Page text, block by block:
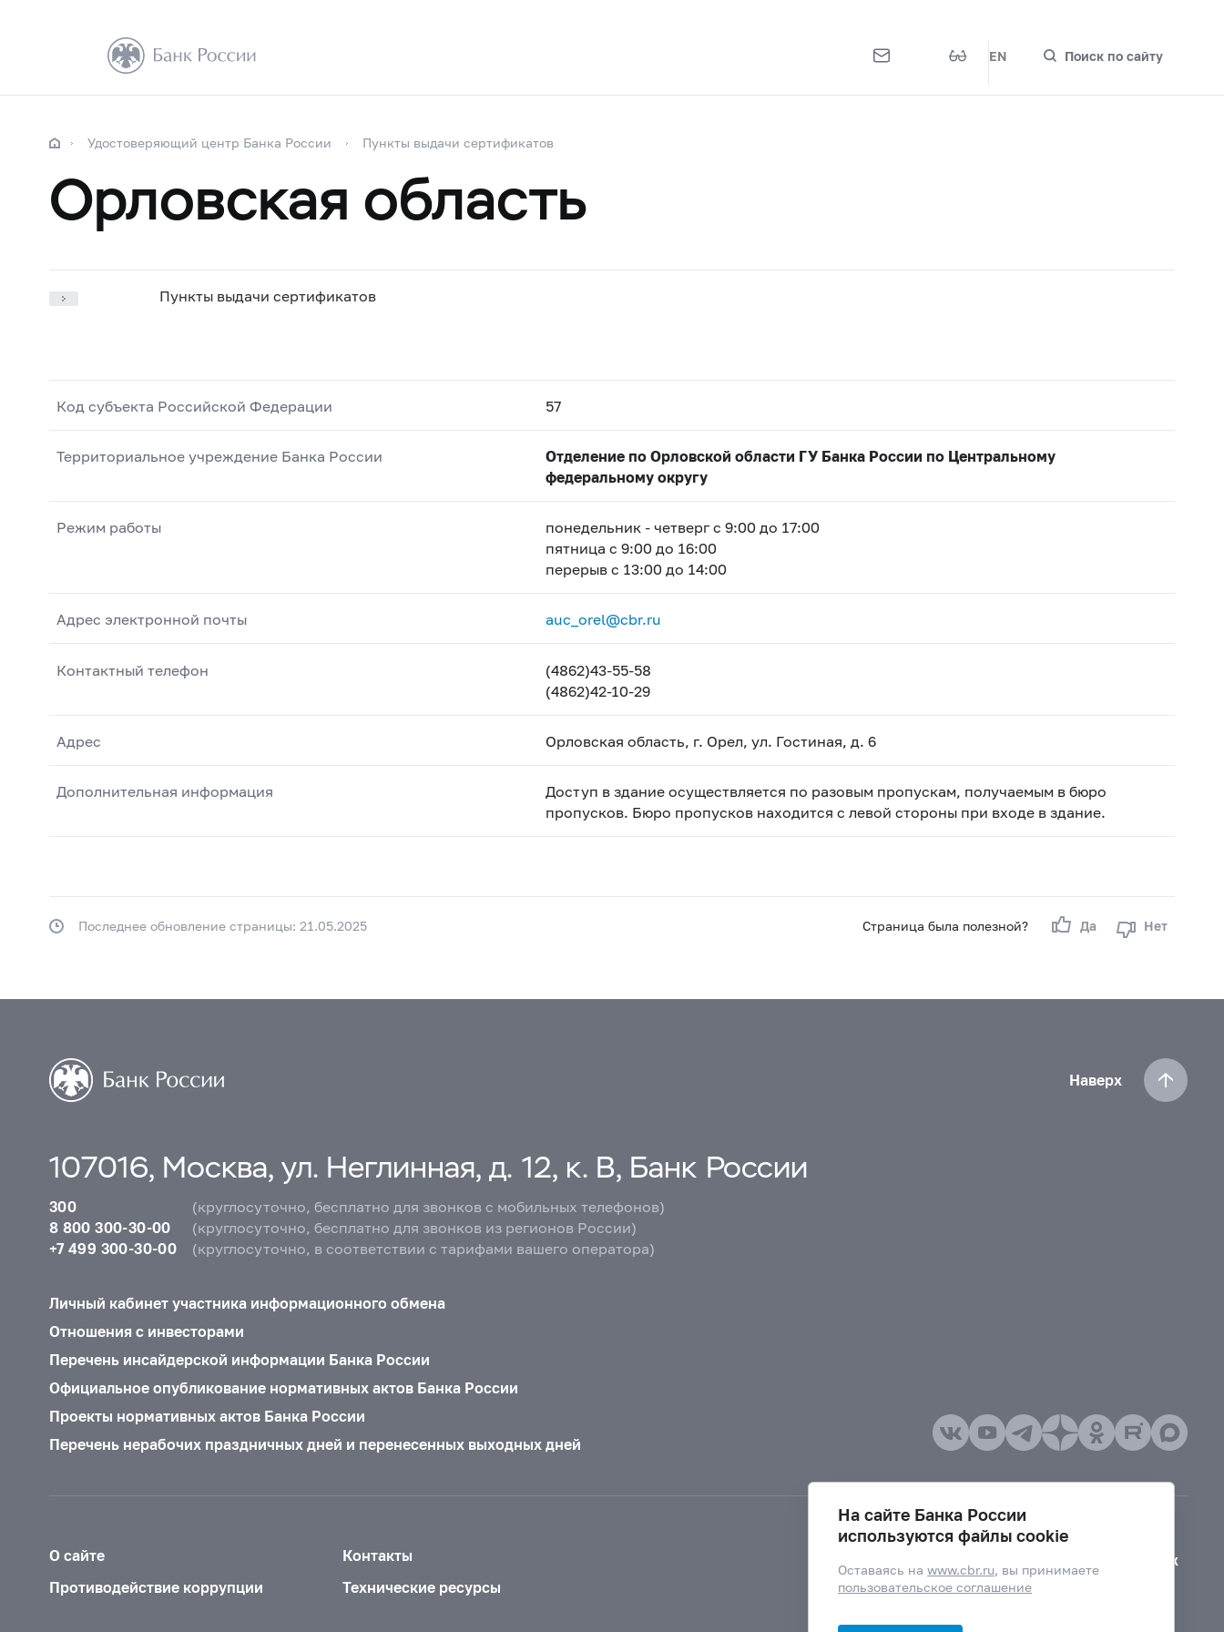
EN Поиск по сайту
Удостоверяющий центр Банка России Пункты выдачи сертификатов
Орловская область
Пункты выдачи сертификатов
Код субъекта Российской Федерации 57
Территориальное учреждение Банка России
Отделение по Орловской области ГУ Банка России по Центральному
федеральному округу
Режим работы
понедельник - четверг с 9:00 до 17:00
пятница с 9:00 до 16:00
перерыв с 13:00 до 14:00
Адрес электронной почты auc_orel@cbr.ru
Контактный телефон
(4862)43-55-58
(4862)42-10-29
Адрес Орловская область, г. Орел, ул. Гостиная, д. 6
Дополнительная информация
Доступ в здание осуществляется по разовым пропускам, получаемым в бюро
пропусков. Бюро пропусков находится с левой стороны при входе в здание.
Страница была полезной? Да Нет
Последнее обновление страницы: 21.05.2025
Наверх
107016, Москва, ул. Неглинная, д. 12, к. В, Банк России
300
(круглосуточно, бесплатно для звонков с мобильных телефонов)
8 800 300-30-00
(круглосуточно, бесплатно для звонков из регионов России)
+7 499 300-30-00
(круглосуточно, в соответствии с тарифами вашего оператора)
Личный кабинет участника информационного обмена
Отношения с инвесторами
Перечень инсайдерской информации Банка России
Официальное опубликование нормативных актов Банка России
Проекты нормативных актов Банка России
Перечень нерабочих праздничных дней и перенесенных выходных дней
О сайте
Контакты
Противодействие коррупции
Технические ресурсы
Версия для слабовидящих
На сайте Банка России
используются файлы cookie
Оставаясь наwww.cbr.ru, вы принимаете
пользовательское соглашение